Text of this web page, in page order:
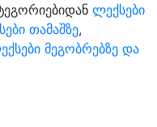
ლექსები
თამაშზე,
მეგობრებზე და